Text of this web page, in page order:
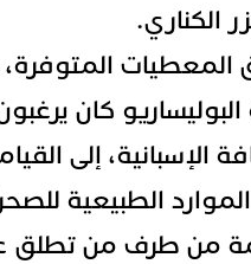
الكناري.
المتوفرة،
البوليساريو كان
الإسبانية، إلى
الموارد الطبيعية
من طرف من تطلق